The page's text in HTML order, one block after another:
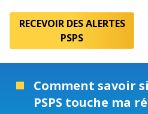
RECEVOIR DES ALERTES
PSPS
Comment savoir
PSPS touche ma